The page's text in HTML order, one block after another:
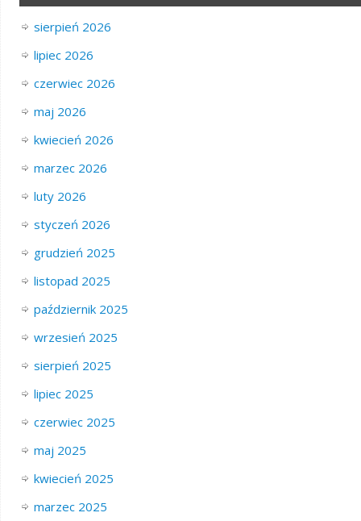
sierpień 2026
lipiec 2026
czerwiec 2026
maj 2026
kwiecień 2026
marzec 2026
luty 2026
styczeń 2026
grudzień 2025
listopad 2025
październik 2025
wrzesień 2025
sierpień 2025
lipiec 2025
czerwiec 2025
maj 2025
kwiecień 2025
marzec 2025